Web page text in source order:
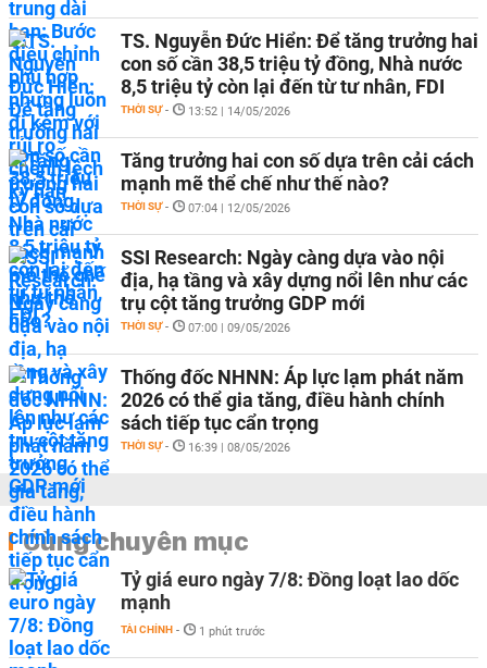
TS. Nguyễn Đức Hiển: Để tăng trưởng hai
con số cần 38,5 triệu tỷ đồng, Nhà nước
8,5 triệu tỷ còn lại đến từ tư nhân, FDI
THỜI SỰ - 13:52 | 14/05/2026
Tăng trưởng hai con số dựa trên cải cách
mạnh mẽ thể chế như thế nào?
THỜI SỰ - 07:04 | 12/05/2026
SSI Research: Ngày càng dựa vào nội
địa, hạ tầng và xây dựng nổi lên như các
trụ cột tăng trưởng GDP mới
THỜI SỰ - 07:00 | 09/05/2026
Thống đốc NHNN: Áp lực lạm phát năm
2026 có thể gia tăng, điều hành chính
sách tiếp tục cẩn trọng
THỜI SỰ - 16:39 | 08/05/2026
Cùng chuyên mục
Tỷ giá euro ngày 7/8: Đồng loạt lao dốc
mạnh
TÀI CHÍNH - 1 phút trước